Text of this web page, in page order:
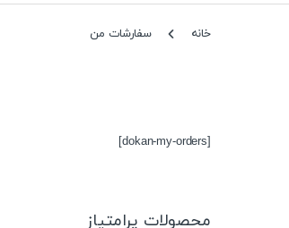
خانه سفارشات من
[dokan-my-orders]
محصولات پرامتیاز